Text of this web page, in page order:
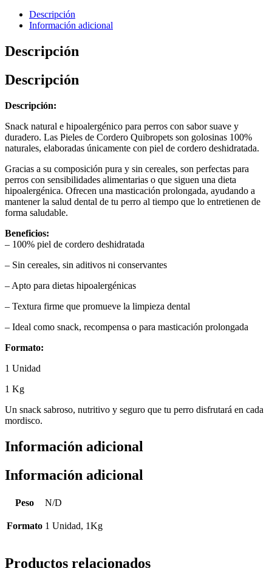
Descripción
Información adicional
Descripción
Descripción
Descripción:
Snack natural e hipoalergénico para perros con sabor suave y
duradero. Las Pieles de Cordero Quibropets son golosinas 100%
naturales, elaboradas únicamente con piel de cordero deshidratada.
Gracias a su composición pura y sin cereales, son perfectas para
perros con sensibilidades alimentarias o que siguen una dieta
hipoalergénica. Ofrecen una masticación prolongada, ayudando a
mantener la salud dental de tu perro al tiempo que lo entretienen de
forma saludable.
Beneficios:
– 100% piel de cordero deshidratada
– Sin cereales, sin aditivos ni conservantes
– Apto para dietas hipoalergénicas
– Textura firme que promueve la limpieza dental
– Ideal como snack, recompensa o para masticación prolongada
Formato:
1 Unidad
1 Kg
Un snack sabroso, nutritivo y seguro que tu perro disfrutará en cada
mordisco.
Información adicional
Información adicional
Peso N/D
Formato 1 Unidad, 1Kg
Productos relacionados